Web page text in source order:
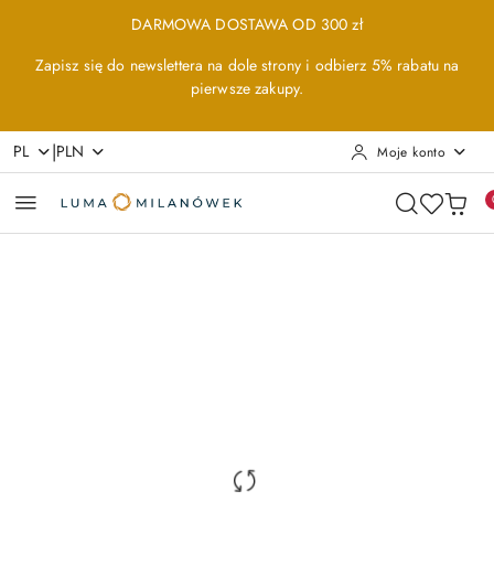
Przejdź do treści głównej
Przejdź do wyszukiwarki
Przejdź do moje konto
Przejdź do menu głównego
Przejdź do opisu produktu
Przejdź do stopkiDARMOWA DOSTAWA OD 300 zł
Zapisz się do newslettera na dole strony i odbierz 5% rabatu na
pierwsze zakupy.
PL |PLN Moje konto